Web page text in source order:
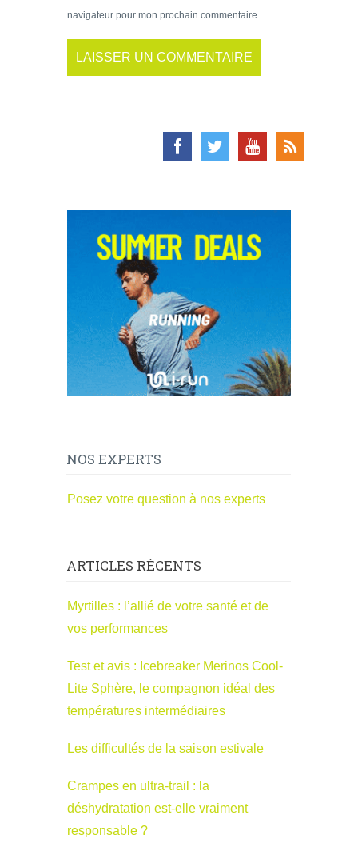
navigateur pour mon prochain commentaire.
NOS EXPERTS
Posez votre question à nos experts
ARTICLES RÉCENTS
Myrtilles : l’allié de votre santé et de
vos performances
Test et avis : Icebreaker Merinos Cool-
Lite Sphère, le compagnon idéal des
températures intermédiaires
Les difficultés de la saison estivale
Crampes en ultra-trail : la
déshydratation est-elle vraiment
responsable ?